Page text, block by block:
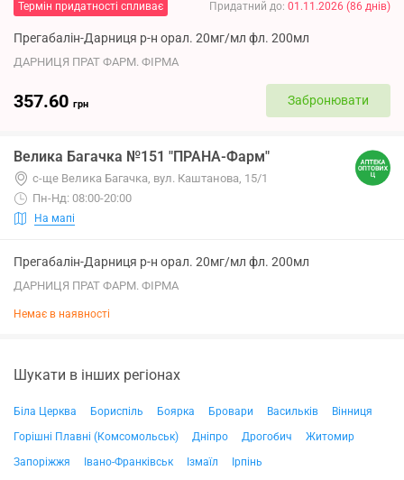
Термін придатності спливає Придатний до: 01.11.2026 (86 днів)
Прегабалін-Дарниця р-н орал. 20мг/мл фл. 200мл
ДАРНИЦЯ ПРАТ ФАРМ. ФІРМА
357.60 грн Забронювати
Велика Багачка №151 "ПРАНА-Фарм"
с-ще Велика Багачка, вул. Каштанова, 15/1
Пн-Нд: 08:00-20:00
На мапі
Прегабалін-Дарниця р-н орал. 20мг/мл фл. 200мл
ДАРНИЦЯ ПРАТ ФАРМ. ФІРМА
Немає в наявності
Шукати в інших регіонах
Біла Церква Бориспіль Боярка Бровари Васильків
Вінниця
Горішні Плавні (Комсомольськ)
Дніпро Дрогобич
Житомир
Запоріжжя
Івано-Франківськ Ізмаїл
Ірпінь